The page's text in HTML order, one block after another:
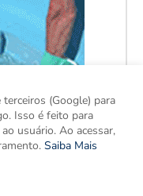
(Google) para
Isso é feito para
usuário. Ao acessar,
Saiba Mais